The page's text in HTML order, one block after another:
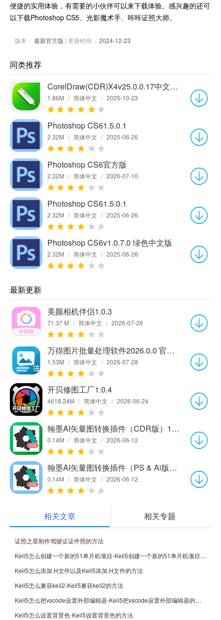
便捷的实用体验，有需要的小伙伴可以来下载体验。感兴趣的还可
以下载Photoshop CS5、光影魔术手、咔咔证照大师。
版本： 最新官方版 | 更新时间： 2024-12-23
同类推荐
CorelDraw(CDR)X4v25.0.0.17中文绿色版
1.86M / 简体中文 / 2025-10-23
Photoshop CS61.5.0.1
2.32M / 简体中文 / 2025-06-26
Photoshop CS6官方版
2.32M / 简体中文 / 2026-07-10
Photoshop CS61.5.0.1
2.32M / 简体中文 / 2025-06-26
Photoshop CS6v1.0.7.0 绿色中文版
2.32M / 简体中文 / 2025-06-26
最新更新
美颜相机伴侣1.0.3
71.37 M / 简体中文 / 2026-07-29
万得图片批量处理软件2026.0.0 官方版
1.53M / 简体中文 / 2026-07-28
开贝修图工厂1.0.4
4618.24M / 简体中文 / 2026-06-24
翰墨AI矢量图转换插件（CDR版）1.0.0
0.14M / 简体中文 / 2026-06-12
翰墨AI矢量图转换插件（PS & Ai版）1.0.0
0.14M / 简体中文 / 2026-06-12
相关文章 相关专题
证照之星制作驾驶证证件照的方法
Keil5怎么创建一个新的51单片机项目-Keil5创建一个新的51单片机项目的方法
Keil5怎么添加.H文件以及Keil5添加.H文件的方法
Keil5怎么兼容keil2-Keil5兼容keil2的方法
Keil5怎么把vscode设置外部编辑器-Keil5把vscode设置外部编辑器的方法
Keil5怎么设置背景色-Keil5设置背景色的方法